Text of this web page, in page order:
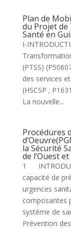
Plan de
du Projet de
Santé en
I-
(PTSS)
des services
(HSCSP ;
La nouvelle...
Procédures
la Sécurité
de l’Ouest
1
capacité de
urgences
composantes
système de
Prévention